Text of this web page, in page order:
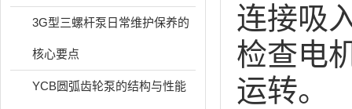
连接吸
检查电
运转。
3G型三螺杆泵日常维护保养的
核心要点
YCB圆弧齿轮泵的结构与性能